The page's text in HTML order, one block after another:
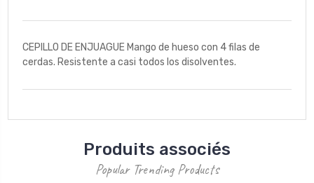
CEPILLO DE ENJUAGUE Mango de hueso con 4 filas de
cerdas. Resistente a casi todos los disolventes.
Produits associés
Popular Trending Products